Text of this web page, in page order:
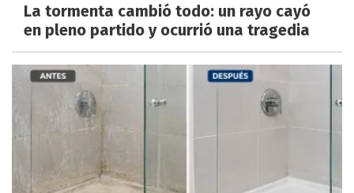
La tormenta cambió todo: un rayo cayó
en pleno partido y ocurrió una tragedia